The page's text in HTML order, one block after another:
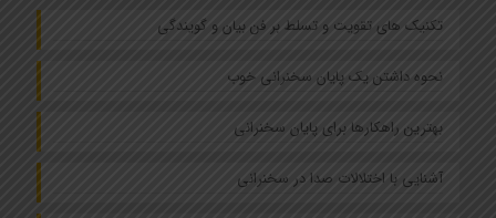
تکنیک های تقویت و تسلط بر فن بیان و گویندگی
نحوه داشتن یک پایان سخنرانی خوب
بهترین راهکارها برای پایان سخنرانی
آشنایی با اختلالات صدا در سخنرانی